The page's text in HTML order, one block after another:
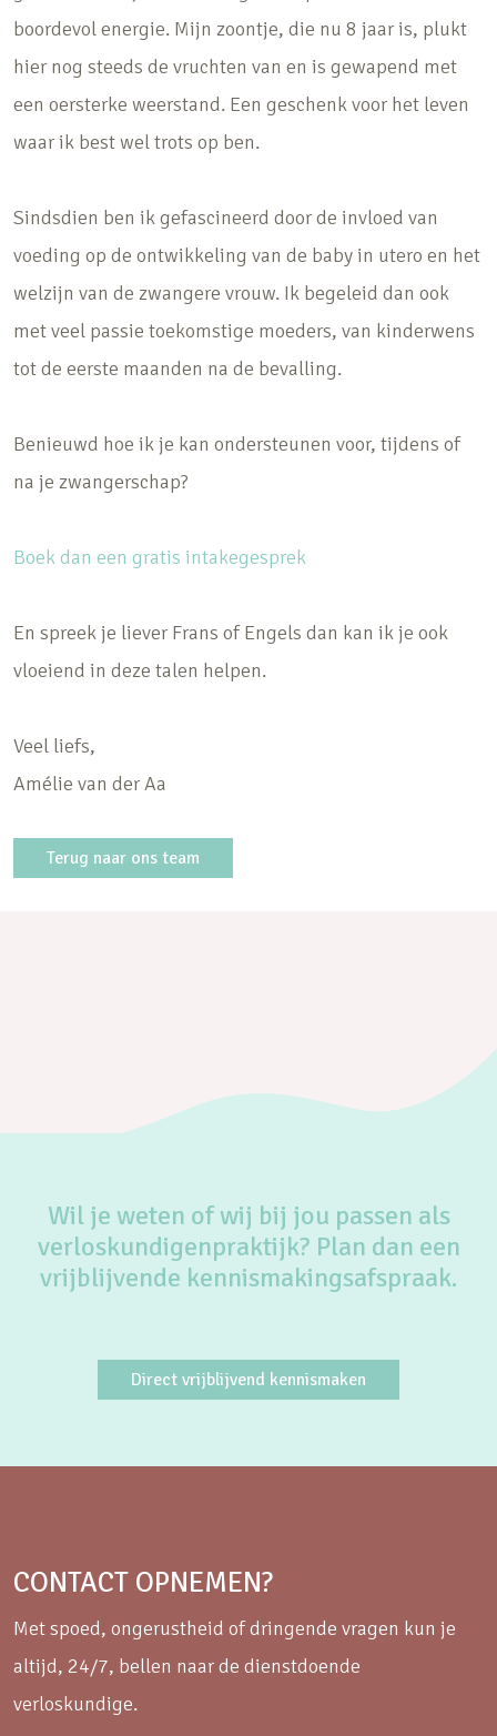
boordevol energie. Mijn zoontje, die nu 8 jaar is, plukt
hier nog steeds de vruchten van en is gewapend met
een oersterke weerstand. Een geschenk voor het leven
waar ik best wel trots op ben.
Sindsdien ben ik gefascineerd door de invloed van
voeding op de ontwikkeling van de baby in utero en het
welzijn van de zwangere vrouw. Ik begeleid dan ook
met veel passie toekomstige moeders, van kinderwens
tot de eerste maanden na de bevalling.
Benieuwd hoe ik je kan ondersteunen voor, tijdens of
na je zwangerschap?
Boekdan een gratis intakegesprek
En spreek je liever Frans of Engels dan kan ik je ook
vloeiend in deze talen helpen.
Veel liefs,
Amélie van der Aa
Terug naar ons team
Wil je weten of wij bij jou passen als
verloskundigenpraktijk? Plan dan een
vrijblijvende kennismakingsafspraak.
Direct vrijblijvend kennismaken
CONTACT OPNEMEN?
Met spoed, ongerustheid of dringende vragen kun je
altijd, 24/7, bellen naar de dienstdoende
verloskundige.